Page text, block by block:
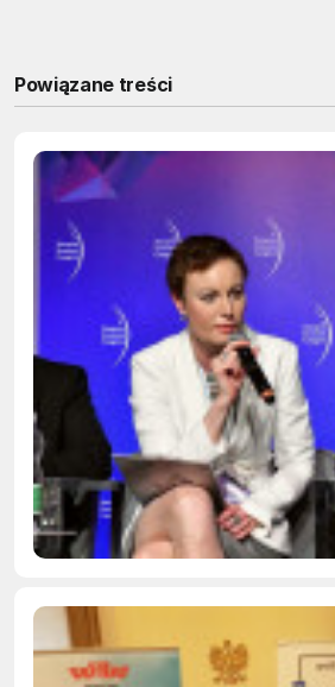
Powiązane treści